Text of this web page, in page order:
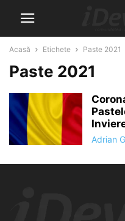
Acasă Etichete Paste 2021
Paste 2021
Adrian